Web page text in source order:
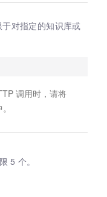
对指定的知识库或
调用时，请将
5 个。